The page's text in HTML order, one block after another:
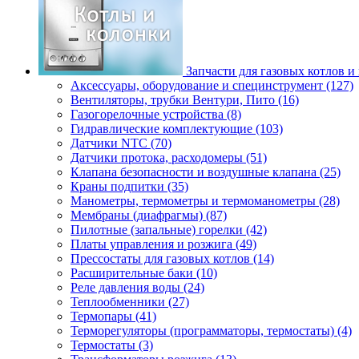
Запчасти для газовых котлов и
Аксессуары, оборудование и специнструмент (127)
Вентиляторы, трубки Вентури, Пито (16)
Газогорелочные устройства (8)
Гидравлические комплектующие (103)
Датчики NTC (70)
Датчики протока, расходомеры (51)
Клапана безопасности и воздушные клапана (25)
Краны подпитки (35)
Манометры, термометры и термоманометры (28)
Мембраны (диафрагмы) (87)
Пилотные (запальные) горелки (42)
Платы управления и розжига (49)
Прессостаты для газовых котлов (14)
Расширительные баки (10)
Реле давления воды (24)
Теплообменники (27)
Термопары (41)
Терморегуляторы (программаторы, термостаты) (4)
Термостаты (3)